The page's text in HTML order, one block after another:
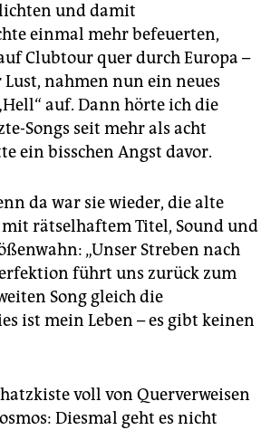
und damit
einmal mehr befeuerten,
Clubtour quer durch Europa –
nahmen nun ein neues
auf. Dann hörte ich die
Songs seit mehr als acht
ein bisschen Angst davor.
da war sie wieder, die alte
rätselhaftem Titel, Sound und
„Unser Streben nach
führt uns zurück zum
Song gleich die
ist mein Leben – es gibt keinen
voll von Querverweisen
Diesmal geht es nicht